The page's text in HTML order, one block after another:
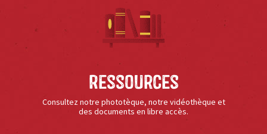
Ressources
Consultez notre phototèque, notre vidéothèque et
des documents en libre accès.